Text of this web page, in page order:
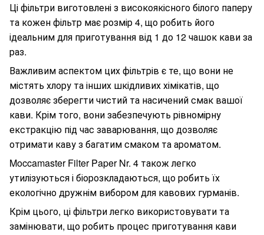
Ці фільтри виготовлені з високоякісного білого паперу
та кожен фільтр має розмір 4, що робить його
ідеальним для приготування від 1 до 12 чашок кави за
раз.
Важливим аспектом цих фільтрів є те, що вони не
містять хлору та інших шкідливих хімікатів, що
дозволяє зберегти чистий та насичений смак вашої
кави. Крім того, вони забезпечують рівномірну
екстракцію під час заварювання, що дозволяє
отримати каву з багатим смаком та ароматом.
Moccamaster Filter Paper Nr. 4 також легко
утилізуються і біорозкладаються, що робить їх
екологічно дружнім вибором для кавових гурманів.
Крім цього, ці фільтри легко використовувати та
замінювати, що робить процес приготування кави